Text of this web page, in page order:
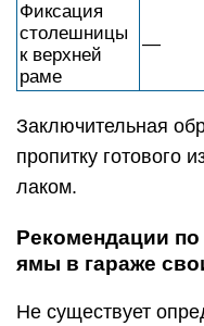
Фиксация
столешницы
к верхней
раме
—
Заключительная
пропитку готового
лаком.
Рекомендации
ямы в гараже
Не существует